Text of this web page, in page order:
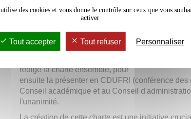
De gauche à
Lipani, chargée de mission égalité et
représentants des services ainsi que
des représentants étudiants lors de
rédigé la charte ensemble, pour
ensuite la présenter en CDUFRI (conférence des
Conseil académique et au Conseil
l'unanimité.
des cookies et vous donne le contrôle sur ceux que vous
activer
Tout accepter Tout refuser Personnaliser